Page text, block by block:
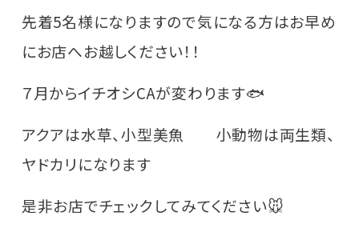
先着5名様になりますので気になる方はお早め
にお店へお越しください！！
７月からイチオシCAが変わります🐟
アクアは水草、小型美魚 小動物は両生類、
ヤドカリになります
是非お店でチェックしてみてください🐭